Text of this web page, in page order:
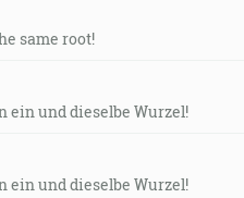
same root!
ein und dieselbe Wurzel!
ein und dieselbe Wurzel!